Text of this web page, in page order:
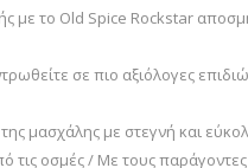
με το Old Spice Rockstar
σε πιο αξιόλογες
μασχάλης με στεγνή και
οσμές / Με τους